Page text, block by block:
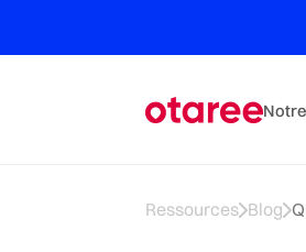
Ressources Blog